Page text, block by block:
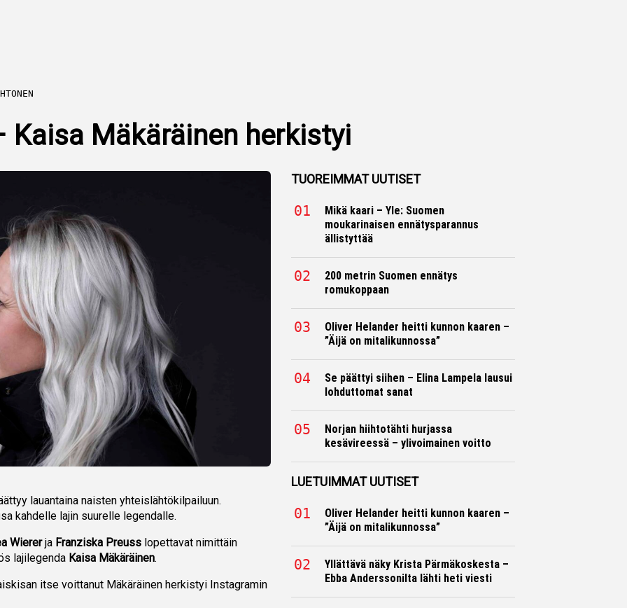
Kaisa Mäkäräinen herkistyi
lauantaina naisten yhteislähtökilpailuun.
kahdelle lajin suurelle legendalle.
Wiererja Franziska Preuss lopettavat nimittäin
lajilegenda Kaisa Mäkäräinen.
itse voittanut Mäkäräinen herkistyi Instagramin
TUOREIMMAT UUTISET
Mikä kaari – Yle: Suomen
moukarinaisen ennätysparannus
ällistyttää
200 metrin Suomen ennätys
romukoppaan
Oliver Helander heitti kunnon kaaren –
”Äijä on mitalikunnossa”
Se päättyi siihen – Elina Lampela lausui
lohduttomat sanat
Norjan hiihtotähti hurjassa
kesävireessä – ylivoimainen voitto
LUETUIMMAT UUTISET
Oliver Helander heitti kunnon kaaren –
”Äijä on mitalikunnossa”
Yllättävä näky Krista Pärmäkoskesta –
Ebba Anderssonilta lähti heti viesti